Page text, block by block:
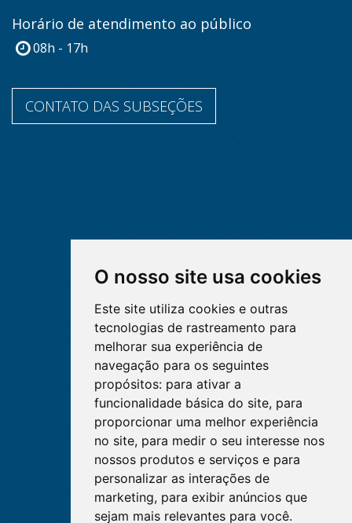
O nosso site usa cookies
Este site utiliza cookies e outras
tecnologias de rastreamento para
melhorar sua experiência de
navegação para os seguintes
propósitos: para ativar a
funcionalidade básica do site, para
proporcionar uma melhor experiência
no site, para medir o seu interesse nos
nossos produtos e serviços e para
personalizar as interações de
marketing, para exibir anúncios que
sejam mais relevantes para você.
Horário de atendimento ao público
08h - 17h
CONTATO DAS SUBSEÇÕES